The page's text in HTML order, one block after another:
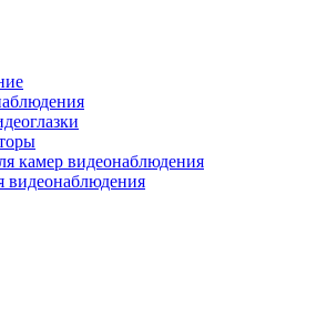
камер видеонаблюдения
видеонаблюдения